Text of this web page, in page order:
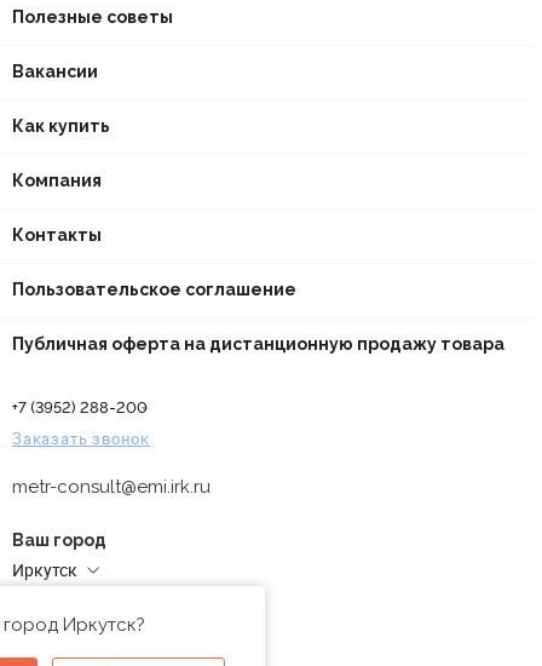
Полезные советы
Вакансии
Как купить
Компания
Контакты
Пользовательское соглашение
Публичная оферта на дистанционную продажу товара
+7 (3952) 288-200
Заказать звонок
metr-consult@emi.irk.ru
Ваш город
Иркутск
Иркутск?